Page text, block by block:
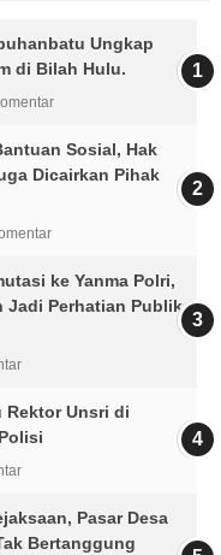
Ungkap
di Bilah Hulu.
Sosial, Hak
Dicairkan Pihak
ke Yanma Polri,
Jadi Perhatian Publik
Rektor Unsri di
Pasar Desa
Bertanggung